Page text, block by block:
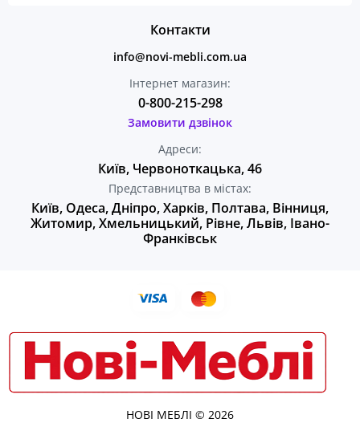
Контакти
info@novi-mebli.com.ua
Інтернет магазин:
0-800-215-298
Замовити дзвінок
Адреси:
Київ, Червоноткацька, 46
Представництва в містах:
Київ, Одеса, Дніпро, Харків, Полтава, Вінниця,
Житомир, Хмельницький, Рівне, Львів, Івано-
Франківськ
НОВІ МЕБЛІ © 2026